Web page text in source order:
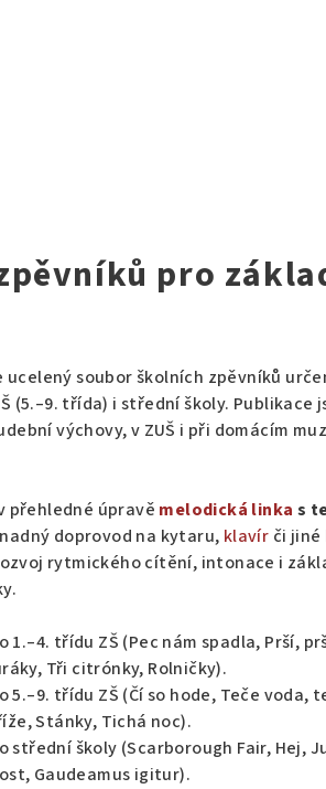
pro
soubor školních zpěvníků
(5.–9. třída) i střední školy. Publikace
výchovy, v ZUŠ i při domácím
přehledné úpravě melodická linka s
doprovod na kytaru, klavír či jiné
rytmického cítění, intonace i
1.–4. třídu ZŠ (Pec nám spadla, Prší,
Tři citrónky, Rolničky).
5.–9. třídu ZŠ (Čí so hode, Teče voda,
Stánky, Tichá noc).
střední školy (Scarborough Fair, Hej,
Gaudeamus igitur).